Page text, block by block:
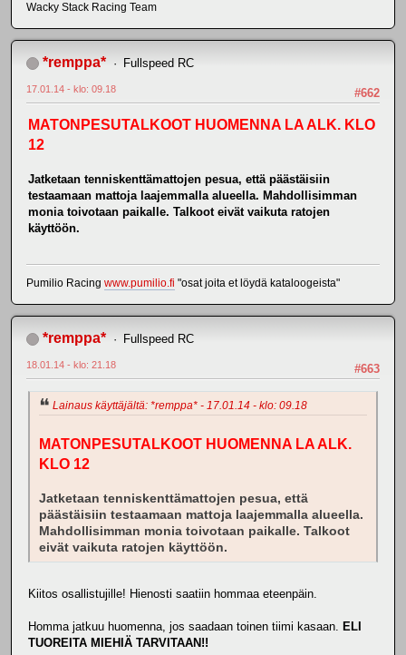
Wacky Stack Racing Team
*remppa* Fullspeed RC
#662
17.01.14 - klo: 09.18
MATONPESUTALKOOT HUOMENNA LA ALK. KLO
12
Jatketaan tenniskenttämattojen pesua, että päästäisiin
testaamaan mattoja laajemmalla alueella. Mahdollisimman
monia toivotaan paikalle. Talkoot eivät vaikuta ratojen
käyttöön.
Pumilio Racing www.pumilio.fi "osat joita et löydä kataloogeista"
*remppa* Fullspeed RC
#663
18.01.14 - klo: 21.18
Lainaus käyttäjältä: *remppa* - 17.01.14 - klo: 09.18
MATONPESUTALKOOT HUOMENNA LA ALK.
KLO 12
Jatketaan tenniskenttämattojen pesua, että
päästäisiin testaamaan mattoja laajemmalla alueella.
Mahdollisimman monia toivotaan paikalle. Talkoot
eivät vaikuta ratojen käyttöön.
Kiitos osallistujille! Hienosti saatiin hommaa eteenpäin.
Homma jatkuu huomenna, jos saadaan toinen tiimi kasaan.
ELI
TUOREITA MIEHIÄ TARVITAAN!!